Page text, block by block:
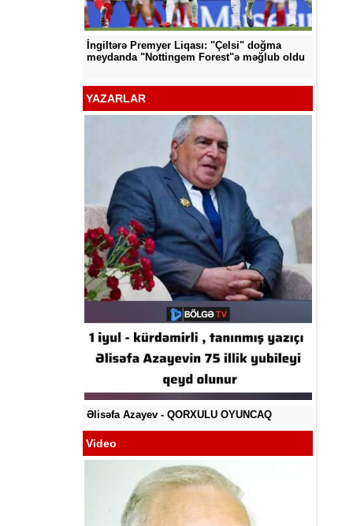
İngiltərə Premyer Liqası: "Çelsi" doğma
meydanda "Nottingem Forest"ə məğlub oldu
YAZARLAR
Əlisəfa Azayev - QORXULU OYUNCAQ
Video